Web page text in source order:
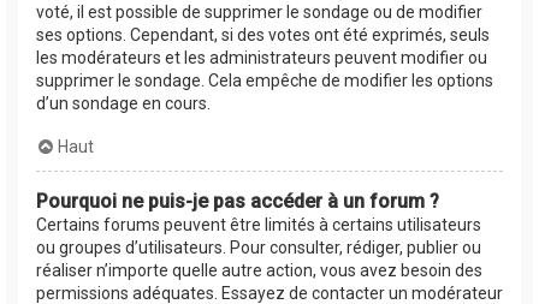
voté, il est possible de supprimer le sondage ou de modifier
ses options. Cependant, si des votes ont été exprimés, seuls
les modérateurs et les administrateurs peuvent modifier ou
supprimer le sondage. Cela empêche de modifier les options
d’un sondage en cours.
Haut
Pourquoi ne puis-je pas accéder à un forum ?
Certains forums peuvent être limités à certains utilisateurs
ou groupes d’utilisateurs. Pour consulter, rédiger, publier ou
réaliser n’importe quelle autre action, vous avez besoin des
permissions adéquates. Essayez de contacter un modérateur